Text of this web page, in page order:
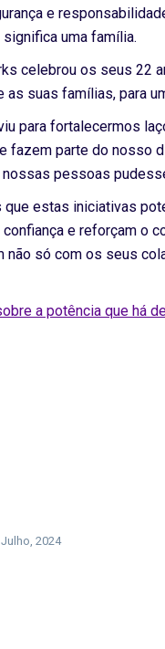
e
uma família.
celebrou os seus 22
as suas famílias, para
para fortalecermos
fazem parte do nosso
pessoas
que estas iniciativas
e reforçam o
não só com os seus
a potência que há
2024